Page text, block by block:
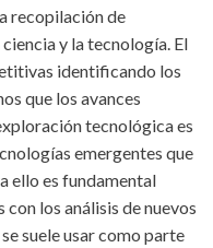
recopilación de
y la tecnología. El
identificando los
que los avances
tecnológica es
emergentes que
ello es fundamental
los análisis de nuevos
suele usar como parte